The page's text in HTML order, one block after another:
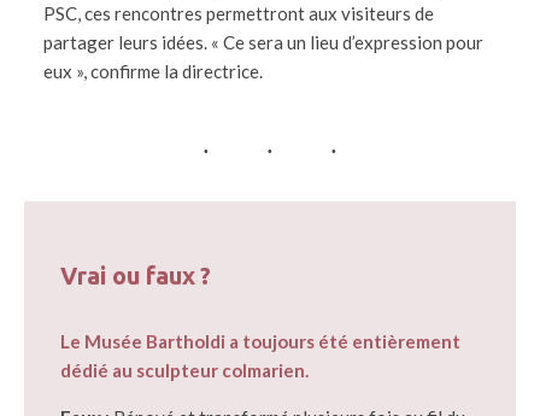
PSC, ces rencontres permettront aux visiteurs de
partager leurs idées. « Ce sera un lieu d’expression pour
eux », confirme la directrice.
Vrai ou faux ?
Le Musée Bartholdi a toujours été entièrement
dédié au sculpteur colmarien.